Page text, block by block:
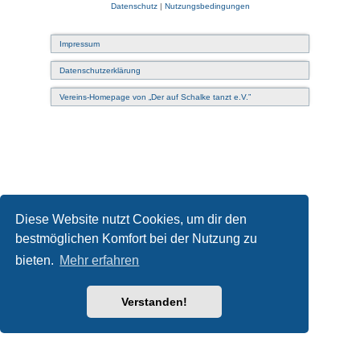
Diese Website nutzt Cookies, um dir den
bestmöglichen Komfort bei der Nutzung zu
bieten. Mehr erfahren
Verstanden!
Datenschutz| Nutzungsbedingungen
Impressum
Datenschutzerklärung
Vereins-Homepage von „Der auf Schalke tanzt e.V.”